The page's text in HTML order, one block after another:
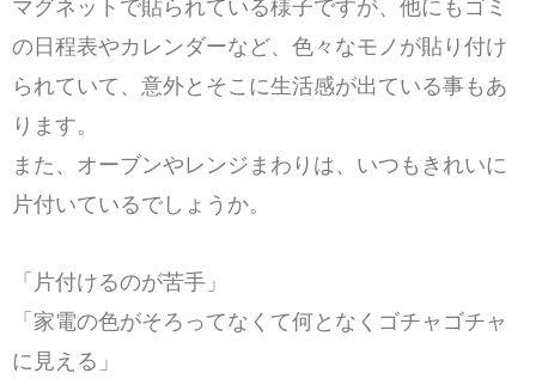
マグネットで貼られている様子ですが、他にもゴミ
の日程表やカレンダーなど、色々なモノが貼り付け
られていて、意外とそこに生活感が出ている事もあ
ります。
また、オーブンやレンジまわりは、いつもきれいに
片付いているでしょうか。
「片付けるのが苦手」
「家電の色がそろってなくて何となくゴチャゴチャ
に見える」